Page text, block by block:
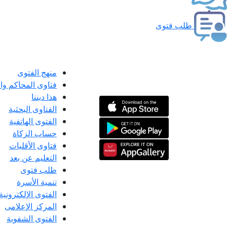
طلب فتوى
منهج الفتوى
فتاوى المحاكم
هذا ديننا
الفتاوى البحثية
الفتوى الهاتفية
حساب الزكاة
فتاوى الأقليات
التعليم عن بعد
طلب فتوى
تنمية الأسرة
الفتوى الإلكترونية
المركز الإعلامى
الفتوى الشفوية